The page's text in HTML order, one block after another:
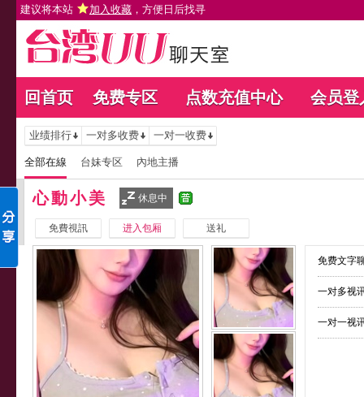
建议将本站 加入收藏 ，方便日后找寻
回首页 免费专区 点数充值中心 会员登
业绩排行 一对多收费 一对一收费
全部在線 台妹专区 內地主播
心動小美 休息中
免費視訊 进入包厢 送礼
免费文字
一对多视
一对一视